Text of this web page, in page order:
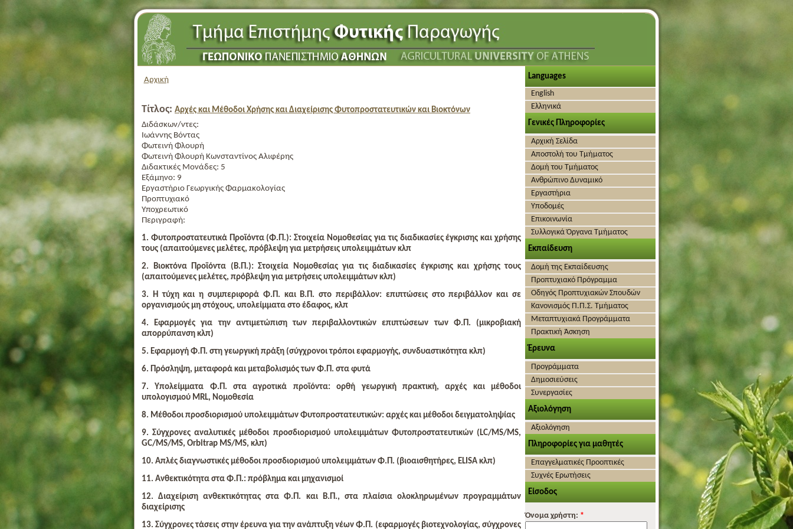
Αρχική
Τίτλος: Αρχές και Μέθοδοι Χρήσης και Διαχείρισης Φυτοπροστατευτικών και Βιοκτόνων
Διδάσκων/ντες:
Ιωάννης Βόντας
Φωτεινή Φλουρή
Φωτεινή Φλουρή Κωνσταντίνος Αλιφέρης
Διδακτικές Μονάδες: 5
Εξάμηνο: 9
Εργαστήριο Γεωργικής Φαρμακολογίας
Προπτυχιακό
Υποχρεωτικό
Περιγραφή:
1. Φυτοπροστατευτικά Προϊόντα (Φ.Π.): Στοιχεία Νομοθεσίας για τις διαδικασίες έγκρισης και χρήσης
τους (απαιτούμενες μελέτες, πρόβλεψη για μετρήσεις υπολειμμάτων κλπ
2. Βιοκτόνα Προϊόντα (Β.Π.): Στοιχεία Νομοθεσίας για τις διαδικασίες έγκρισης και χρήσης τους
(απαιτούμενες μελέτες, πρόβλεψη για μετρήσεις υπολειμμάτων κλπ)
3. Η τύχη και η συμπεριφορά Φ.Π. και Β.Π. στο περιβάλλον: επιπτώσεις στο περιβάλλον και σε
οργανισμούς μη στόχους, υπολείμματα στο έδαφος, κλπ
4. Εφαρμογές για την αντιμετώπιση των περιβαλλοντικών επιπτώσεων των Φ.Π. (μικροβιακή
απορρύπανση κλπ)
5. Εφαρμογή Φ.Π. στη γεωργική πράξη (σύγχρονοι τρόποι εφαρμογής, συνδυαστικότητα κλπ)
6. Πρόσληψη, μεταφορά και μεταβολισμός των Φ.Π. στα φυτά
7. Υπολείμματα Φ.Π. στα αγροτικά προϊόντα: ορθή γεωργική πρακτική, αρχές και μέθοδοι
υπολογισμού MRL, Νομοθεσία
8. Μέθοδοι προσδιορισμού υπολειμμάτων Φυτοπροστατευτικών: αρχές και μέθοδοι δειγματοληψίας
9. Σύγχρονες αναλυτικές μέθοδοι προσδιορισμού υπολειμμάτων Φυτοπροστατευτικών (LC/MS/MS,
GC/MS/MS, Orbitrap MS/MS, κλπ)
10. Απλές διαγνωστικές μέθοδοι προσδιορισμού υπολειμμάτων Φ.Π. (βιοαισθητήρες, ELISA κλπ)
11. Ανθεκτικότητα στα Φ.Π.: πρόβλημα και μηχανισμοί
12. Διαχείριση ανθεκτικότητας στα Φ.Π. και Β.Π., στα πλαίσια ολοκληρωμένων προγραμμάτων
διαχείρισης
13. Σύγχρονες τάσεις στην έρευνα για την ανάπτυξη νέων Φ.Π. (εφαρμογές βιοτεχνολογίας, σύγχρονες
Languages
English
Ελληνικά
Γενικές Πληροφορίες
Αρχική Σελίδα
Αποστολή του Τμήματος
Δομή του Τμήματος
Ανθρώπινο Δυναμικό
Εργαστήρια
Υποδομές
Επικοινωνία
Συλλογικά Όργανα Τμήματος
Εκπαίδευση
Δομή της Εκπαίδευσης
Προπτυχιακό Πρόγραμμα
Οδηγός Προπτυχιακών Σπουδών
Κανονισμός Π.Π.Σ. Τμήματος
Μεταπτυχιακά Προγράμματα
Πρακτική Άσκηση
Έρευνα
Προγράμματα
Δημοσιεύσεις
Συνεργασίες
Αξιολόγηση
Αξιολόγηση
Πληροφορίες για μαθητές
Επαγγελματικές Προοπτικές
Συχνές Ερωτήσεις
Είσοδος
Όνομα χρήστη: *